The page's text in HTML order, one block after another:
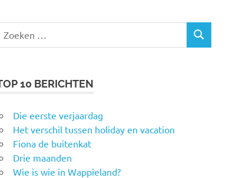
Zoeken
ZOEKEN
10 BERICHTEN
Die eerste verjaardag
Het verschil tussen holiday en vacation
Fiona de buitenkat
Drie maanden
Wie is wie in Wappieland?